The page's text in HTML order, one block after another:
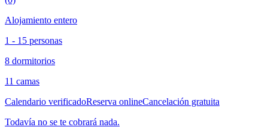
Alojamiento entero
1 - 15 personas
8 dormitorios
11 camas
Calendario verificadoReserva onlineCancelación gratuita
Todavía no se te cobrará nada.